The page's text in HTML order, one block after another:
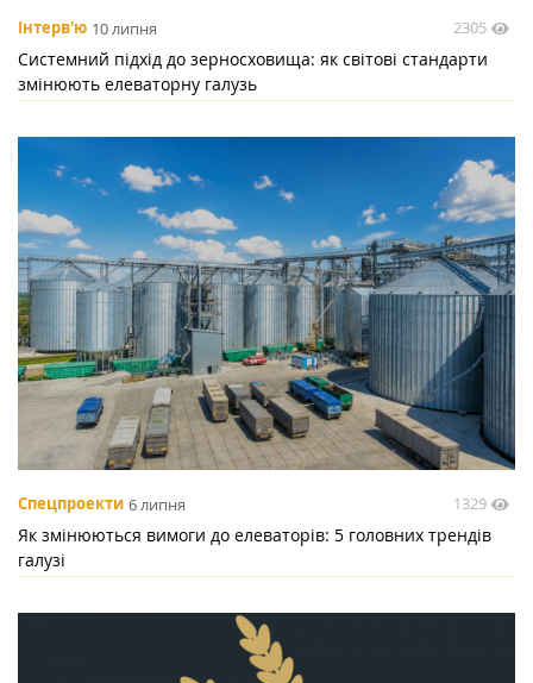
Інтерв'ю 10 липня 2305
Системний підхід до зерносховища: як світові стандарти
змінюють елеваторну галузь
Спецпроекти 6 липня 1329
Як змінюються вимоги до елеваторів: 5 головних трендів
галузі